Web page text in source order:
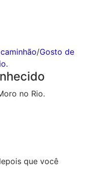
/Gosto de
no Rio.
que você